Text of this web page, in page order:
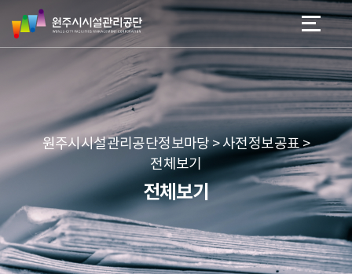
네
본문 바로가기
메뉴 바로가기
원
주
시
리
공
단
원주시시설관리공단정보마당 > 사전정보공표 >
전체보기
전체보기